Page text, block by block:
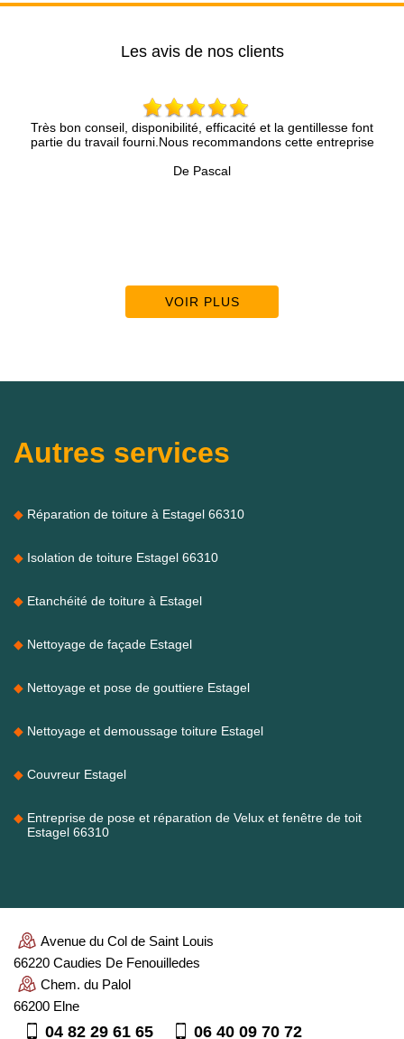
Les avis de nos clients
conseil, disponibilité, efficacité et la gentillesse font
du travail fourni.Nous recommandons cette entreprise
Brun
VOIR PLUS
Autres services
Réparation de toiture à Estagel 66310
Isolation de toiture Estagel 66310
Etanchéité de toiture à Estagel
Nettoyage de façade Estagel
Nettoyage et pose de gouttiere Estagel
Nettoyage et demoussage toiture Estagel
Couvreur Estagel
Entreprise de pose et réparation de Velux et fenêtre de toit
Estagel 66310
Avenue du Col de Saint Louis
66220 Caudies De Fenouilledes
Chem. du Palol
66200 Elne
04 82 29 61 65 06 40 09 70 72